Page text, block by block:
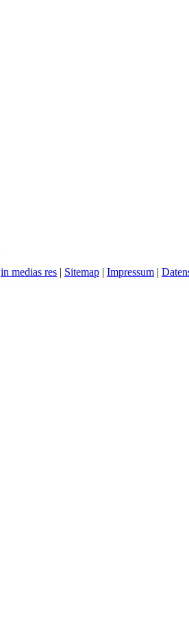
in medias res | Sitemap | Impressum |